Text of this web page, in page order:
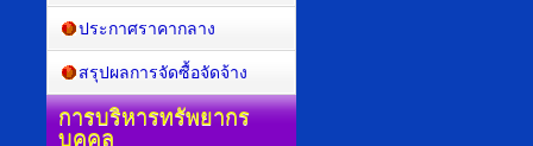
ประกาศราคากลาง
สรุปผลการจัดซื้อจัดจ้าง
การบริหารทรัพยากร
บุคคล